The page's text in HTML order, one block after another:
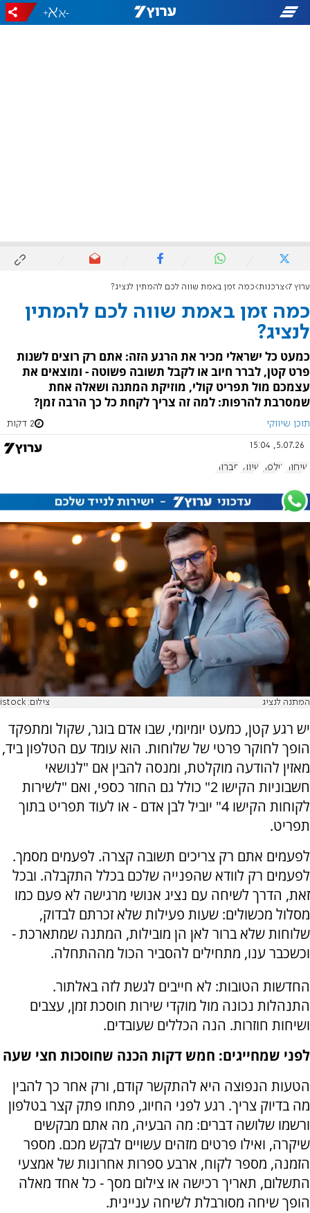
-
+
ערוץ 7 צרכנות כמה זמן באמת שווה לכם להמתין לנציג?
כמה זמן באמת שווה לכם להמתין
לנציג?
כמעט כל ישראלי מכיר את הרגע הזה: אתם רק רוצים לשנות
פרט קטן, לברר חיוב או לקבל תשובה פשוטה - ומוצאים את
עצמכם מול תפריט קולי, מוזיקת המתנה ושאלה אחת
שמסרבת להרפות: למה זה צריך לקחת כל כך הרבה זמן?
תוכן שיווקי 2 דקות
5.07.26, 15:04
שיחות טלפון שיווק חברות
המתנה לנציג צילום: istock
יש רגע קטן, כמעט יומיומי, שבו אדם בוגר, שקול ומתפקד
הופך לחוקר פרטי של שלוחות. הוא עומד עם הטלפון ביד,
מאזין להודעה מוקלטת, ומנסה להבין אם "לנושאי
חשבוניות הקישו 2" כולל גם החזר כספי, ואם "לשירות
לקוחות הקישו 4" יוביל לבן אדם - או לעוד תפריט בתוך
תפריט.
לפעמים אתם רק צריכים תשובה קצרה. לפעמים מסמך.
לפעמים רק לוודא שהפנייה שלכם בכלל התקבלה. ובכל
זאת, הדרך לשיחה עם נציג אנושי מרגישה לא פעם כמו
מסלול מכשולים: שעות פעילות שלא זכרתם לבדוק,
שלוחות שלא ברור לאן הן מובילות, המתנה שמתארכת -
וכשכבר ענו, מתחילים להסביר הכול מההתחלה.
החדשות הטובות: לא חייבים לגשת לזה באלתור.
התנהלות נכונה מול מוקדי שירות חוסכת זמן, עצבים
ושיחות חוזרות. הנה הכללים שעובדים.
לפני שמחייגים: חמש דקות הכנה שחוסכות חצי שעה
הטעות הנפוצה היא להתקשר קודם, ורק אחר כך להבין
מה בדיוק צריך. רגע לפני החיוג, פתחו פתק קצר בטלפון
ורשמו שלושה דברים: מה הבעיה, מה אתם מבקשים
שיקרה, ואילו פרטים מזהים עשויים לבקש מכם. מספר
הזמנה, מספר לקוח, ארבע ספרות אחרונות של אמצעי
התשלום, תאריך רכישה או צילום מסך - כל אחד מאלה
הופך שיחה מסורבלת לשיחה עניינית.